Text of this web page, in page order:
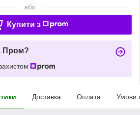
або
Купити з
Пром?
Доставка Оплата Умови